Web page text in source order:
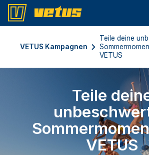
VETUS Kampagnen
Teile deine
VETUS
Teile
VETUS